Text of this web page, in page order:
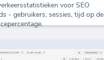
voor SEO
- gebruikers, sessies, tijd op de